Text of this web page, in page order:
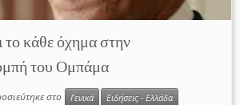
το κάθε όχημα στην
του Ομπάμα
στο Γενικά
Ειδήσεις - Ελλάδα